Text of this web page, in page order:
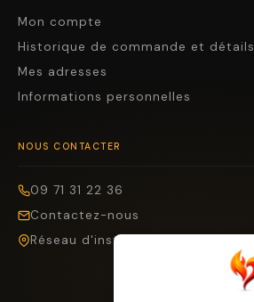
Mon compte
Historique de commande et détails
Mes adresses
Informations personnelles
NOUS CONTACTER
09 71 31 22 36
Contactez-nous
Réseau d'installateurs